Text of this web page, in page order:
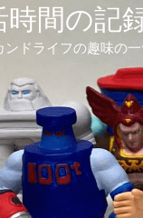
間の記
ンドライフの趣味の